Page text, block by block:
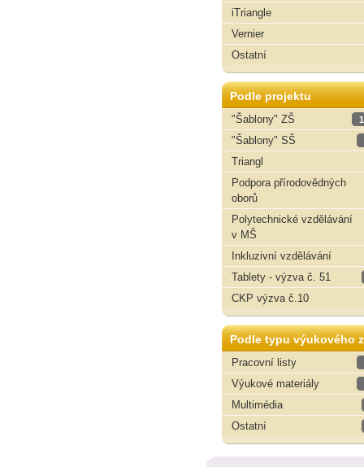
iTriangle
Vernier
Ostatní
Podle projektu
"Šablony" ZŠ
"Šablony" SŠ
Triangl
Podpora přírodovědných
oborů
Polytechnické vzdělávání
v MŠ
Inkluzivní vzdělávání
Tablety - výzva č. 51
CKP výzva č.10
Podle typu výukového
Pracovní listy
Výukové materiály
Multimédia
Ostatní